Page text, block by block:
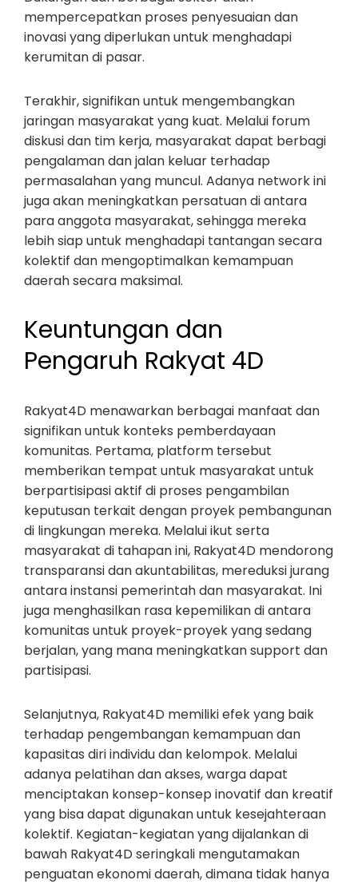
mempercepatkan proses penyesuaian dan
inovasi yang diperlukan untuk menghadapi
kerumitan di pasar.
Terakhir, signifikan untuk mengembangkan
jaringan masyarakat yang kuat. Melalui forum
diskusi dan tim kerja, masyarakat dapat berbagi
pengalaman dan jalan keluar terhadap
permasalahan yang muncul. Adanya network ini
juga akan meningkatkan persatuan di antara
para anggota masyarakat, sehingga mereka
lebih siap untuk menghadapi tantangan secara
kolektif dan mengoptimalkan kemampuan
daerah secara maksimal.
Keuntungan dan
Pengaruh Rakyat 4D
Rakyat4D menawarkan berbagai manfaat dan
signifikan untuk konteks pemberdayaan
komunitas. Pertama, platform tersebut
memberikan tempat untuk masyarakat untuk
berpartisipasi aktif di proses pengambilan
keputusan terkait dengan proyek pembangunan
di lingkungan mereka. Melalui ikut serta
masyarakat di tahapan ini, Rakyat4D mendorong
transparansi dan akuntabilitas, mereduksi jurang
antara instansi pemerintah dan masyarakat. Ini
juga menghasilkan rasa kepemilikan di antara
komunitas untuk proyek-proyek yang sedang
berjalan, yang mana meningkatkan support dan
partisipasi.
Selanjutnya, Rakyat4D memiliki efek yang baik
terhadap pengembangan kemampuan dan
kapasitas diri individu dan kelompok. Melalui
adanya pelatihan dan akses, warga dapat
menciptakan konsep-konsep inovatif dan kreatif
yang bisa dapat digunakan untuk kesejahteraan
kolektif. Kegiatan-kegiatan yang dijalankan di
bawah Rakyat4D seringkali mengutamakan
penguatan ekonomi daerah, dimana tidak hanya